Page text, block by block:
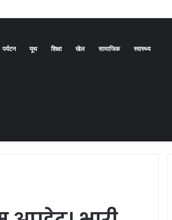
पर्यटन यूथ शिक्षा खेल सामाजिक स्वास्थ्य